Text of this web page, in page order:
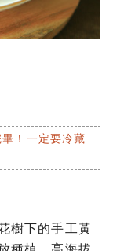
！一定要冷藏
樹下的手工黃